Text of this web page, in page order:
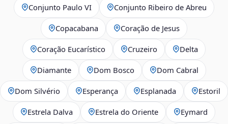
Conjunto Paulo VI Conjunto Ribeiro de Abreu
Copacabana Coração de Jesus
Coração Eucarístico Cruzeiro Delta
Diamante Dom Bosco Dom Cabral
Dom Silvério Esperança Esplanada Estoril
Estrela Dalva Estrela do Oriente Eymard